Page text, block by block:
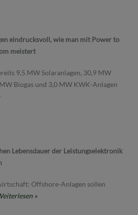
eindrucksvoll, wie man mit Power to
meistert
9,5 MW Solaranlagen, 30,9 MW
Biogas und 3,0 MW KWK-Anlagen
Lebensdauer der Leistungselektronik
Offshore-Anlagen sollen
»